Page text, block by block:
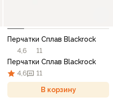
Перчатки Сплав Blackrock
4,6
11
Перчатки Сплав Blackrock
4,6
11
В корзину